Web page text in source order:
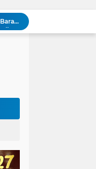
Tak Berkutik, Pencuri Puluhan Kilogram Ikan Laut di Torue Berakhir di Balik Jeruji
Sidang Praperadilan, Hakim Tegaskan Penetapan Tersangka Kasus Pencabulan Anak di Buol Sah Secara Hukum